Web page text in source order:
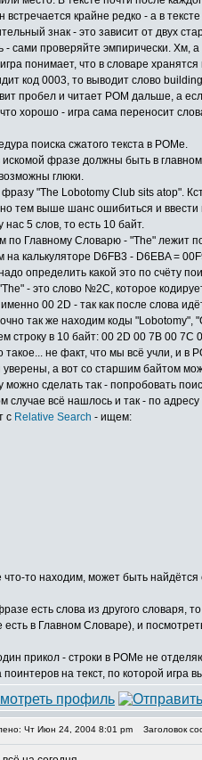
встречается крайне редко - а в
знак - это зависит от двух
- сами проверяйте эмпирически. Хм,
понимает, что в словаре
код 0003, то выводит слово
пробел и читает РОМ дальше, а
что хорошо - игра сама переносит
поиска сжатого текста в РОМе.
фразе должны быть в главном
глюки.
"The Lobotomy Club sits atop".
тем выше шанс ошибиться и ввести
нас 5 слов, то есть 10 байт.
по Главному Словарю - "The" лежит
на калькуляторе D6FB3 - D6EBA =
определить какой это по счёту
- это слово №2C, которое
00 2D - так как после слова
так же находим коды "Lobotomy",
строку в 10 байт: 00 2D 00 7B 00 7C
такое... не факт, что мы всё учли, и
а вот со старшим байтом
можно сделать так - попробовать
случае всё нашлось и так - по адресу
с Relative Search - ищем:
что-то находим, может быть
есть слова из другого словаря,
есть в Главном Словаре), и
прикол - строки в РОМе не
поинтеров на текст, по которой игра
Чт Июн 24, 2004 8:01 pm Заголовок